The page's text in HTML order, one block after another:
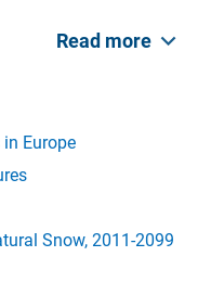
Read more
Europe
Snow, 2011-2099